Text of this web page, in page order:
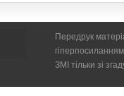
Передрук
ЗМІ тільки зі